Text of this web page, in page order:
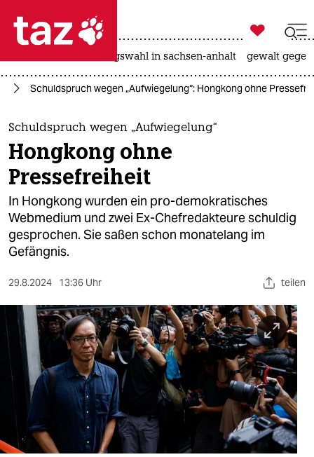
 taz zahl ich
taz zahl ich
themen
politik
öko
gesellschaft
kultur
sport
berlin
nord
wahrheit
verlag
verlag

taz zahl ich
landtagswahl in sachsen-anhalt gewalt
Schuldspruch wegen „Aufwiegelung“: Hongkong ohne
Schuldspruch wegen „Aufwiegelung“
Hongkong ohne
Pressefreiheit
In Hongkong wurden ein pro-demokratisches
Webmedium und zwei Ex-Chefredakteure schuldig
gesprochen. Sie saßen schon monatelang im
Gefängnis.
29.8.2024 13:36 Uhr teilen